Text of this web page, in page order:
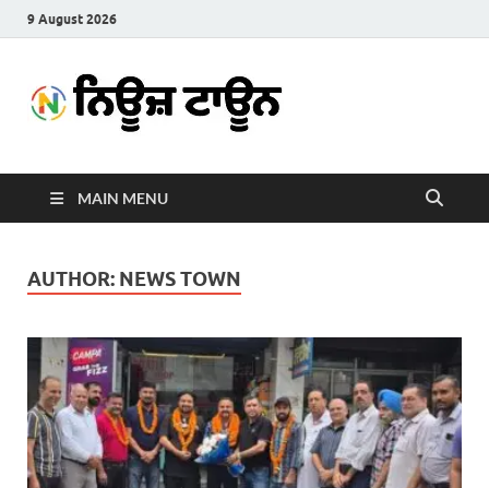
9 August 2026
Town
MAIN MENU
AUTHOR: NEWS TOWN